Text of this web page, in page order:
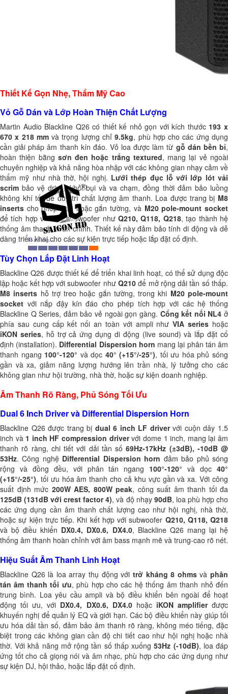
Thiết Kế Gọn Nhẹ, Thẩm Mỹ Cao
Vỏ Gỗ Dán và Lớp Hoàn Thiện Chất Lượng
Martin Audio Blackline Q26 có thiết kế nhỏ gọn với kích thước 193 x
670 x 218 mmvà trọng lượng chỉ9.5kg, phù hợp cho các ứng dụng
cần giải pháp âm thanh kín đáo. Vỏ loa được làm từ gỗ dán bền bỉ,
hoàn thiện bằng sơn đen hoặc trắng textured, mang lại vẻ ngoài
chuyên nghiệp và khả năng hòa nhập với các không gian nhạy cảm về
thẩm mỹ như nhà thờ, hội nghị. Lưới thép đục lỗ với lớp lót vải
scrim bảo vệ driver khỏi bụi và va chạm, đồng thời đảm bảo luồng
không khí tốt để duy trì chất lượng âm thanh. Loa được trang bị M8
inserts cho phép treo hoặc gắn tường, và M20 pole-mount socket
để tích hợp với các subwoofer như Q210, Q118, Q218, tạo thành hệ
thống âm thanh hoàn chỉnh. Thiết kế này đảm bảo tính di động và dễ
dàng triển khai cho các sự kiện trực tiếp hoặc lắp đặt cố định.
Tùy Chọn Lắp Đặt Linh Hoạt
Blackline Q26 được thiết kế để triển khai linh hoạt, có thể sử dụng độc
lập hoặc kết hợp với subwoofer như Q210 để mở rộng dải tần số thấp.
M8 inserts hỗ trợ treo hoặc gắn tường, trong khi M20 pole-mount
socket với nắp đậy kín đáo cho phép tích hợp với các hệ thống
Blackline Q Series, đảm bảo vẻ ngoài gọn gàng. Cổng kết nối NL4 ở
phía sau cung cấp kết nối an toàn với ampli nhưVIA series hoặc
iKON series, hỗ trợ cả ứng dụng di động (live sound) và lắp đặt cố
định (installation). Differential Dispersion horn mang lại phân tán âm
thanh ngang 100°-120° và dọc 40° (+15°/-25°), tối ưu hóa phủ sóng
gần và xa, giảm năng lượng hướng lên trần nhà, lý tưởng cho các
không gian như hội trường, nhà thờ, hoặc sự kiện doanh nghiệp.
Âm Thanh Rõ Ràng, Phủ Sóng Tối Ưu
Dual 6 Inch Driver và Differential Dispersion Horn
Blackline Q26 được trang bị dual 6 inch LF drivervới cuộn dây 1.5
inch và 1 inch HF compression drivervới dome 1 inch, mang lại âm
thanh rõ ràng, chi tiết với dải tần số69Hz-17kHz (±3dB), -10dB @
53Hz. Công nghệ Differential Dispersion horn đảm bảo phủ sóng
rộng và đồng đều, với phân tán ngang 100°-120° và dọc40°
(+15°/-25°), tối ưu hóa âm thanh cho cả khu vực gần và xa. Với công
suất định mức 200W AES, 800W peak, công suất âm thanh tối đa
125dB (131dB với crest factor 4), và độ nhạy 90dB, loa phù hợp cho
các ứng dụng cần âm thanh chất lượng cao như hội nghị, nhà thờ,
hoặc sự kiện trực tiếp. Khi kết hợp với subwoofer Q210, Q118, Q218
và bộ điều khiển DX0.4, DX0.6, DX4.0, Blackline Q26 mang lại hệ
thống âm thanh hoàn chỉnh với âm bass mạnh mẽ và trung-cao rõ nét.
Hiệu Suất Âm Thanh Linh Hoạt
Blackline Q26 là loa array thụ động với trở kháng 8 ohmsvàphân
tán âm thanh tối ưu, phù hợp cho các hệ thống âm thanh nhỏ đến
trung bình. Loa yêu cầu ampli và bộ điều khiển bên ngoài để hoạt
động tối ưu, với DX0.4, DX0.6, DX4.0hoặc iKON amplifierđược
khuyến nghị để quản lý EQ và giới hạn. Các bộ điều khiển này giúp tối
ưu hóa dải tần số, đảm bảo âm thanh rõ ràng, không méo tiếng, đặc
biệt trong các không gian cần độ chi tiết cao như hội nghị hoặc nhà
thờ. Với khả năng mở rộng tần số thấp xuống53Hz (-10dB), loa đáp
ứng tốt cho cả giọng nói và âm nhạc, phù hợp cho các ứng dụng như
sự kiện DJ, hội thảo, hoặc lắp đặt cố định.